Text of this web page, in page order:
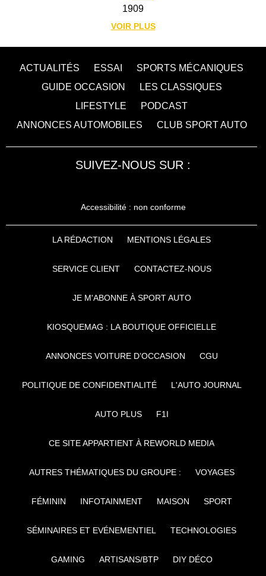
1909
VOIR PLUS
ACTUALITÉS ESSAI
SPORTS MÉCANIQUES
GUIDE OCCASION
LES CLASSIQUES
LIFESTYLE
PODCAST
ANNONCES AUTOMOBILES
CLUB SPORT AUTO
SUIVEZ-NOUS SUR :
Accessibilité : non conforme
LA RÉDACTION MENTIONS LÉGALES
SERVICE CLIENT CONTACTEZ-NOUS
JE M'ABONNE À SPORT AUTO
KIOSQUEMAG : LA BOUTIQUE OFFICIELLE
ANNONCES VOITURE D’OCCASION CGU
POLITIQUE DE CONFIDENTIALITÉ L'AUTO JOURNAL
AUTO PLUS F1I
CE SITE APPARTIENT À REWORLD MEDIA
AUTRES THÉMATIQUES DU GROUPE : VOYAGES
FÉMININ INFOTAINMENT MAISON SPORT
SÉMINAIRES ET EVÉNEMENTIEL TECHNOLOGIES
GAMING ARTISANS/BTP DIY DÉCO